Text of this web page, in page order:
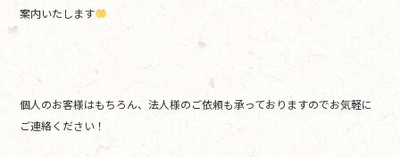
案内いたします
個人のお客様はもちろん、法人様のご依頼も承っておりますのでお気軽に
ご連絡ください！